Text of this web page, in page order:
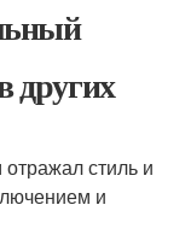
других
стиль и
и